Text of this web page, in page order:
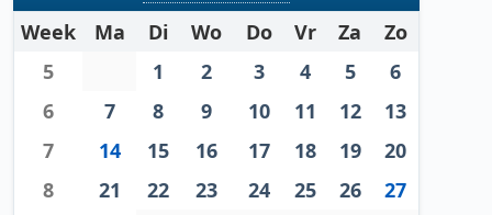
Week Ma Di Wo Do Vr Za
Zo
5
1 2 3 4 5
6
6
7 8 9 10 11 12
13
7
14 15 16 17 18 19
20
8
21 22 23 24 25 26
27